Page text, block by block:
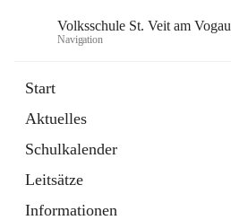
Volksschule St. Veit am Vogau
Navigation
Start
Aktuelles
Schulkalender
Leitsätze
Informationen